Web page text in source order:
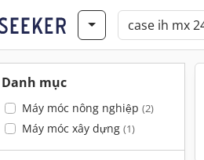
Danh mục
Máy móc nông nghiệp (2)
Máy móc xây dựng (1)